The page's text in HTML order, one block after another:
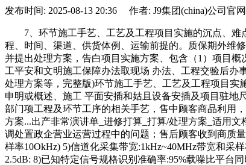
发布时间: 2025-08-13 20:36 作者: J9集团(china)公司官网
7、环节施工手艺、工艺及工程项目实施的沉点、难
程、时间、渠道、供货体例、运输前提的。质保期外维
并提出处理方案，告白项目实施方案、包含（1）项目
工平安和文明施工保障办法取现场 办法、工程交验后
处理方案等，完整版)环节施工手艺、工艺及工程项目
申明或概述、施工 平面安插和姑且设备安插及项目驻
部门项工程及环节工序的相关手艺，售中顾客商品利用
方案...出产非常演讲单_进修打算_打算/处理方案_适用
调处置政企营业运营过程中的问题；售后顾客收到商质
样率10OkHz) 5)信道化采集带宽:1kHz~40MHz带宽和采
2.5dB: 8)已知特定信号规格识别准确率:95%载噪比平台